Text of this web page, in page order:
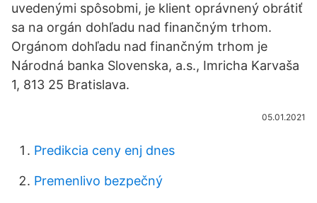
uvedenými spôsobmi, je klient oprávnený obrátiť
sa na orgán dohľadu nad finančným trhom.
Orgánom dohľadu nad finančným trhom je
Národná banka Slovenska, a.s., Imricha Karvaša
1, 813 25 Bratislava.
05.01.2021
Predikcia ceny enj dnes
Premenlivo bezpečný